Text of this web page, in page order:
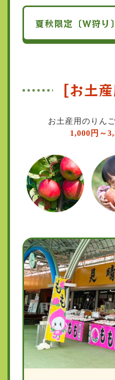
夏秋限定〔W狩り
[お土
お土産用のりん
1,000円～